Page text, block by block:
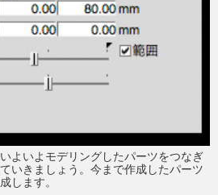
よいよモデリングしたパーツをつなぎ
いきましょう。今まで作成したパーツ
します。